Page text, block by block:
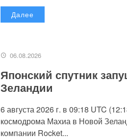
Далее
06.08.2026
Японский спутник
Зеландии
6 августа 2026 г. в 09:18 UTC
космодрома Махиа в Новой
компании Rocket...